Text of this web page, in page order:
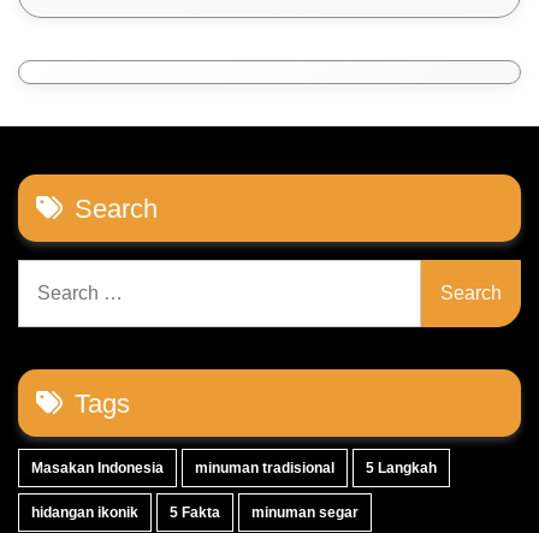
Search
for:
Tags
Masakan Indonesia minuman tradisional 5 Langkah
hidangan ikonik 5 Fakta minuman segar